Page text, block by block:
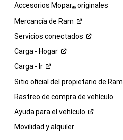
Accesorios Mopar®originales
Mercancía de Ram
Servicios conectados
Carga - Hogar
Carga - Ir
Sitio oficial del propietario de Ram
Rastreo de compra de vehículo
Ayuda para el vehículo
Movilidad y alquiler